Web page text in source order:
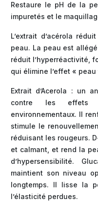
Restaure le pH de la
impuretés et le
L’extrait d’acérola
peau. La peau est
réduit l’hyperréactivité,
qui élimine l’effet «
Extrait d’Acerola : un
contre les effets
environnementaux. Il
stimule le
réduisant les rougeurs.
et calmant, et rend la
d’hypersensibilité.
maintient son niveau
longtemps. Il lisse la
l’élasticité perdues.